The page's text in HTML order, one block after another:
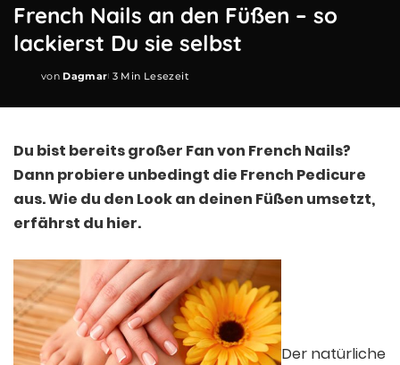
French Nails an den Füßen – so
lackierst Du sie selbst
Posted
von Dagmar 3 Min Lesezeit
Du bist bereits großer Fan von French Nails?
Dann probiere unbedingt die French Pedicure
aus. Wie du den Look an deinen Füßen umsetzt,
erfährst du hier.
Der natürliche